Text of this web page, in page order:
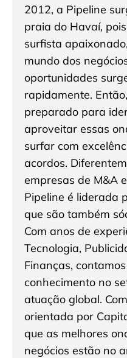
2012, a Pipeline
praia do Havaí,
surfista
mundo dos
oportunidades
rapidamente.
preparado para
aproveitar essas
surfar com
acordos.
empresas de M&A
Pipeline é liderada
que são também
Com anos de
Tecnologia,
Finanças,
conhecimento no
atuação global.
orientada por
que as melhores
negócios estão no